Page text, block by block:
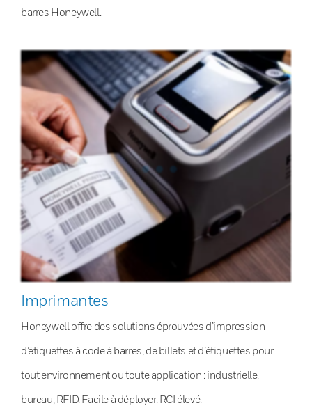
barres Honeywell.
Imprimantes
Honeywell offre des solutions éprouvées d’impression
d’étiquettes à code à barres, de billets et d’étiquettes pour
tout environnement ou toute application : industrielle,
bureau, RFID. Facile à déployer. RCI élevé.